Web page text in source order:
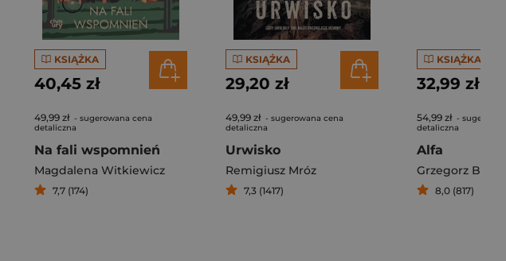
KSIĄŻKA
40,45 zł
49,99 zł - sugerowana cena
detaliczna
Na fali wspomnień
Magdalena Witkiewicz
7,7 (174)
KSIĄŻKA
29,20 zł
49,99 zł - sugerowana cena
detaliczna
Urwisko
Remigiusz Mróz
7,3 (1417)
KSIĄŻKA
32,99 zł
54,99 zł -
detaliczna
Alfa
Grzegorz
8,0 (817)